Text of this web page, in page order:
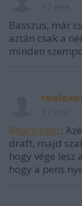
Basszus, már
aztán csak a
minden
@facsipesz:
draft, majd
hogy vége lesz
hogy a pens